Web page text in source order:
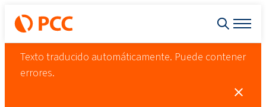
Texto traducido automáticamente. Puede contener
errores.